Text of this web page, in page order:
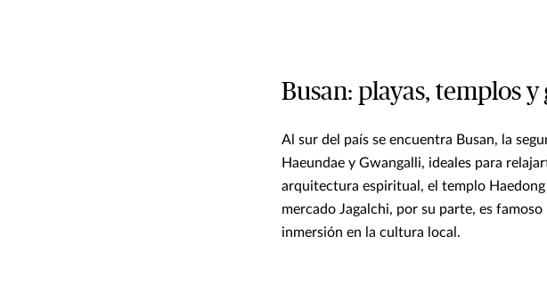
Busan: playas, templos
Al sur del país se encuentra Busan, la
Haeundae y Gwangalli, ideales para
arquitectura espiritual, el templo Haedong
mercado Jagalchi, por su parte, es
inmersión en la cultura local.